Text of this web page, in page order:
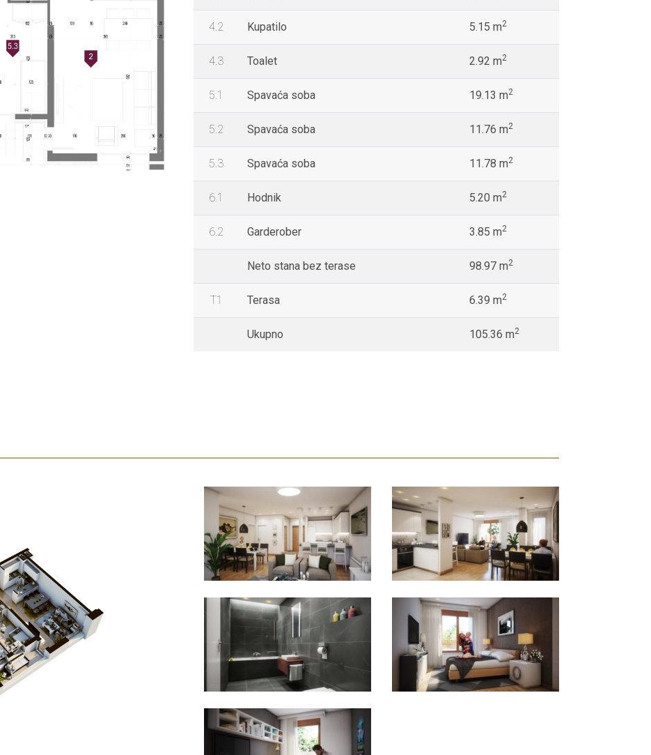
4.2 Kupatilo 5.15 m2
4.3 Toalet 2.92 m2
5.1 Spavaća soba 19.13 m2
5.2 Spavaća soba 11.76 m2
5.3 Spavaća soba 11.78 m2
6.1 Hodnik 5.20 m2
6.2 Garderober 3.85 m2
Neto stana bez terase 98.97 m2
T1 Terasa 6.39 m2
Ukupno 105.36 m2